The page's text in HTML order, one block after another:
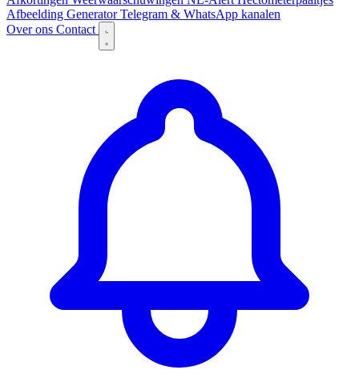
Afbeelding GeneratorTelegram & WhatsApp kanalen
Over ons Contact